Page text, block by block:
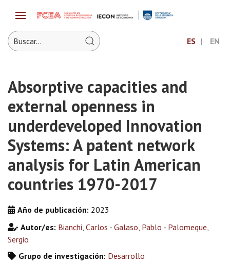
ES EN
Absorptive capacities and
external openness in
underdeveloped Innovation
Systems: A patent network
analysis for Latin American
countries 1970-2017
Año de publicación: 2023
Autor/es: Bianchi, Carlos - Galaso, Pablo - Palomeque,
Sergio
Grupo de investigación: Desarrollo